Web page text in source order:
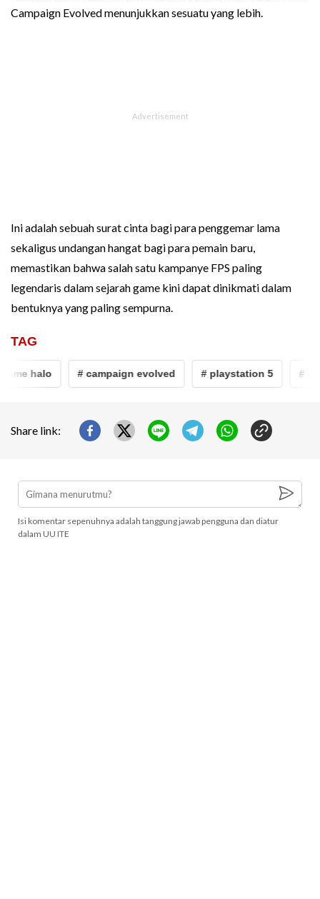
Campaign Evolved menunjukkan sesuatu yang lebih.
Ini adalah sebuah surat cinta bagi para penggemar lama
sekaligus undangan hangat bagi para pemain baru,
memastikan bahwa salah satu kampanye FPS paling
legendaris dalam sejarah game kini dapat dinikmati dalam
bentuknya yang paling sempurna.
TAG
halo # campaign evolved # playstation 5 # ps5
Share link:
Isi komentar sepenuhnya adalah tanggung jawab pengguna dan diatur
dalam UU ITE